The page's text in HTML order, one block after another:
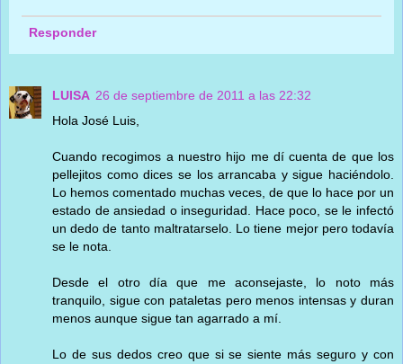
Responder
LUISA 26 de septiembre de 2011 a las 22:32
Hola José Luis,
Cuando recogimos a nuestro hijo me dí cuenta de que los
pellejitos como dices se los arrancaba y sigue haciéndolo.
Lo hemos comentado muchas veces, de que lo hace por un
estado de ansiedad o inseguridad. Hace poco, se le infectó
un dedo de tanto maltratarselo. Lo tiene mejor pero todavía
se le nota.
Desde el otro día que me aconsejaste, lo noto más
tranquilo, sigue con pataletas pero menos intensas y duran
menos aunque sigue tan agarrado a mí.
Lo de sus dedos creo que si se siente más seguro y con